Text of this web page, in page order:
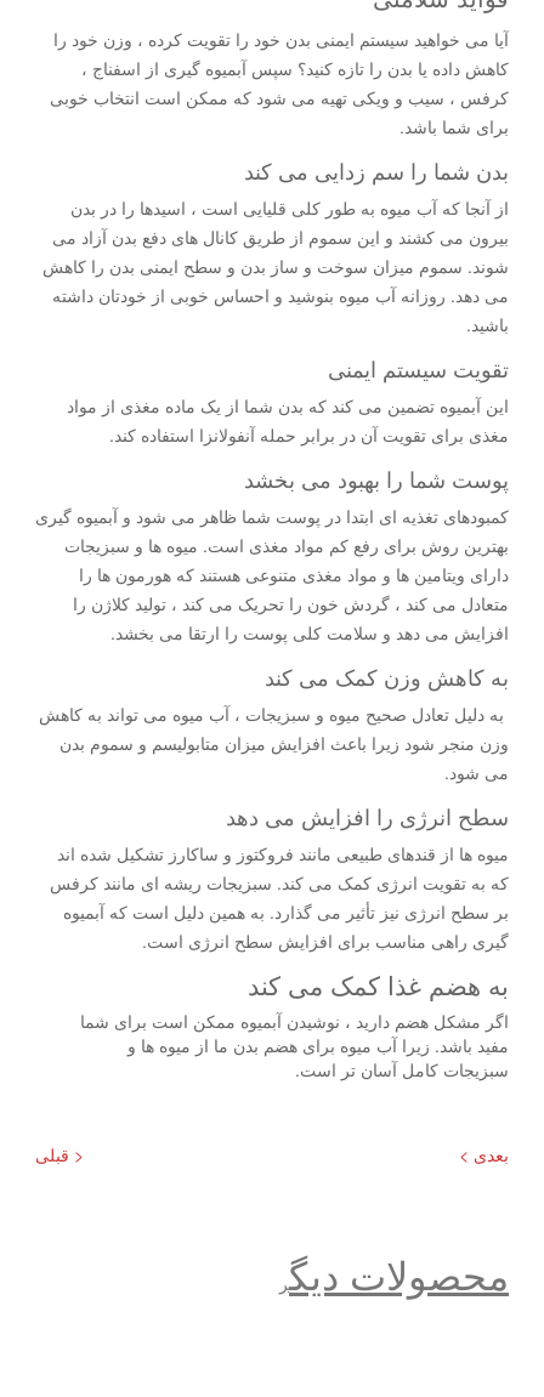
آیا می خواهید سیستم ایمنی بدن خود را تقویت کرده ، وزن خود را
کاهش داده یا بدن را تازه کنید؟ سپس آبمیوه گیری از اسفناج ،
کرفس ، سیب و ویکی تهیه می شود که ممکن است انتخاب خوبی
برای شما باشد.
بدن شما را سم زدایی می کند
از آنجا که آب میوه به طور کلی قلیایی است ، اسیدها را در بدن
بیرون می کشند و این سموم از طریق کانال های دفع بدن آزاد می
شوند. سموم میزان سوخت و ساز بدن و سطح ایمنی بدن را کاهش
می دهد. روزانه آب میوه بنوشید و احساس خوبی از خودتان داشته
باشید.
تقویت سیستم ایمنی
این آبمیوه تضمین می کند که بدن شما از یک ماده مغذی از مواد
مغذی برای تقویت آن در برابر حمله آنفولانزا استفاده کند.
پوست شما را بهبود می بخشد
کمبودهای تغذیه ای ابتدا در پوست شما ظاهر می شود و آبمیوه گیری
بهترین روش برای رفع کم مواد مغذی است. میوه ها و سبزیجات
دارای ویتامین ها و مواد مغذی متنوعی هستند که هورمون ها را
متعادل می کند ، گردش خون را تحریک می کند ، تولید کلاژن را
افزایش می دهد و سلامت کلی پوست را ارتقا می بخشد.
به کاهش وزن کمک می کند
به دلیل تعادل صحیح میوه و سبزیجات ، آب میوه می تواند به کاهش
وزن منجر شود زیرا باعث افزایش میزان متابولیسم و سموم بدن
می شود.
سطح انرژی را افزایش می دهد
میوه ها از قندهای طبیعی مانند فروکتوز و ساکارز تشکیل شده اند
که به تقویت انرژی کمک می کند. سبزیجات ریشه ای مانند کرفس
بر سطح انرژی نیز تأثیر می گذارد. به همین دلیل است که آبمیوه
گیری راهی مناسب برای افزایش سطح انرژی است.
به هضم غذا کمک می کند
اگر مشکل هضم دارید ، نوشیدن آبمیوه ممکن است برای شما
مفید باشد. زیرا آب میوه برای هضم بدن ما از میوه ها و
سبزیجات کامل آسان تر است.
< قبلی بعدی >
محصولات دیگر